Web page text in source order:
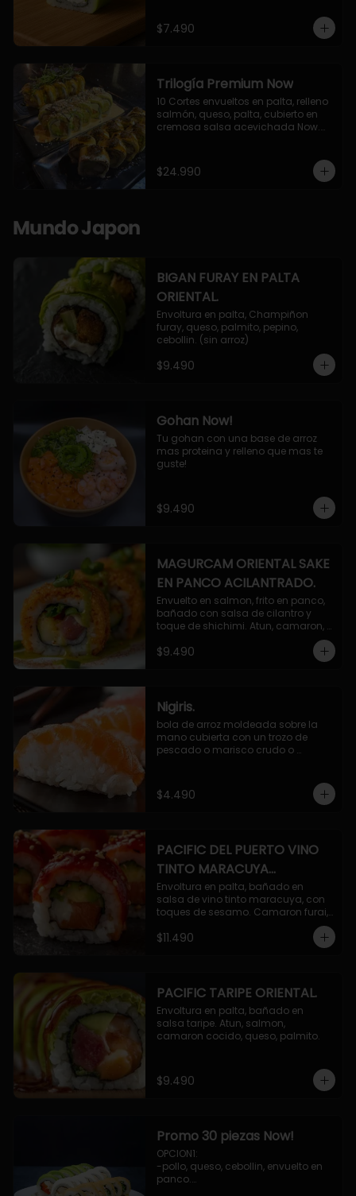
$7.490
Trilogía Premium Now
10 Cortes envueltos en palta, relleno
salmón, queso, palta, cubierto en
cremosa salsa acevichada Now.
palta, cubierto con topping de
chimichurri de la casa flambeado.
$24.990
Mundo Japon
BIGAN FURAY EN PALTA
ORIENTAL.
Envoltura en palta, Champiñon
furay, queso, palmito, pepino,
cebollin. (sin arroz)
$9.490
Gohan Now!
Tu gohan con una base de arroz
mas proteina y relleno que mas te
guste!
$9.490
MAGURCAM ORIENTAL SAKE
EN PANCO ACILANTRADO.
Envuelto en salmon, frito en panco,
bañado con salsa de cilantro y
toque de shichimi. Atun, camaron,
$9.490
Nigiris.
bola de arroz moldeada sobre la
mano cubierta con un trozo de
pescado o marisco crudo o
$4.490
PACIFIC DEL PUERTO VINO
TINTO MARACUYA
ORIENTAL.
Envoltura en palta, bañado en
salsa de vino tinto maracuya, con
toques de sesamo. Camaron furai,
$11.490
PACIFIC TARIPE ORIENTAL.
Envoltura en palta, bañado en
salsa taripe. Atun, salmon,
camaron cocido, queso, palmito.
$9.490
Promo 30 piezas Now!
OPCION1:
-pollo, queso, cebollin, envuelto en
panco.